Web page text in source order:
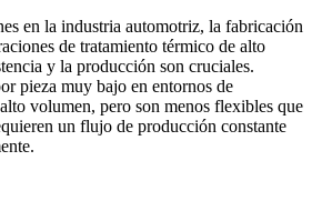
en la industria automotriz, la fabricación
de tratamiento térmico de alto
y la producción son cruciales.
pieza muy bajo en entornos de
volumen, pero son menos flexibles que
un flujo de producción constante